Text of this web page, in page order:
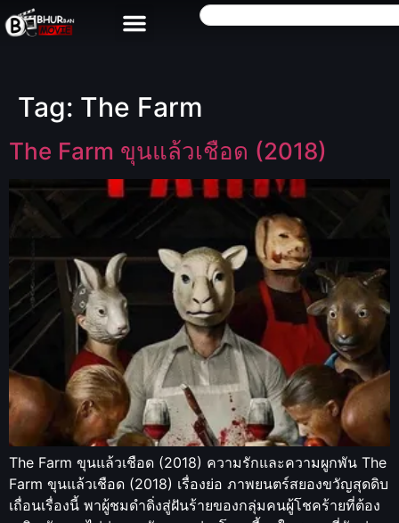
Tag: The Farm
The Farm ขุนแล้วเชือด (2018)
The Farm ขุนแล้วเชือด (2018) ความรักและความผูกพัน The
Farm ขุนแล้วเชือด (2018) เรื่องย่อ ภาพยนตร์สยองขวัญสุดดิบ
เถื่อนเรื่องนี้ พาผู้ชมดำดิ่งสู่ฝันร้ายของกลุ่มคนผู้โชคร้ายที่ต้อง